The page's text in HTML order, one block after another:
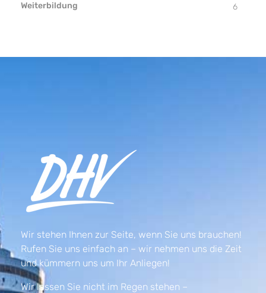
Weiterbildung
6
Wir stehen Ihnen zur Seite, wenn Sie uns brauchen!
Rufen Sie uns einfach an – wir nehmen uns die Zeit
und kümmern uns um Ihr Anliegen!
Wir lassen Sie nicht im Regen stehen –